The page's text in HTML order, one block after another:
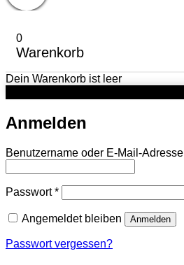
0
Warenkorb
Dein Warenkorb ist leer
Anmelden
Benutzername oder E-Mail-Adresse
Passwort*Erforderlich
Angemeldet bleiben Anmelden
Passwort vergessen?